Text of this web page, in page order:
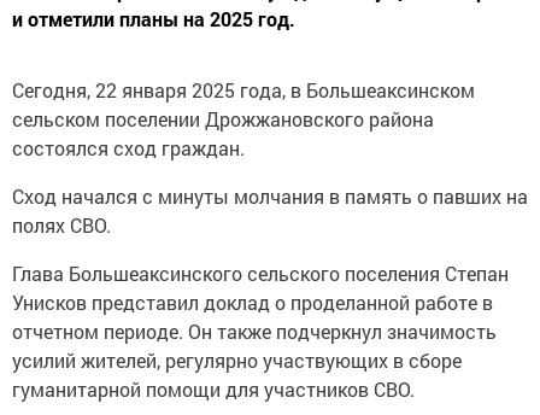
и отметили планы на 2025 год.
Сегодня, 22 января 2025 года, в Большеаксинском
сельском поселении Дрожжановского района
состоялся сход граждан.
Сход начался с минуты молчания в память о павших на
полях СВО.
Глава Большеаксинского сельского поселения Степан
Унисков представил доклад о проделанной работе в
отчетном периоде. Он также подчеркнул значимость
усилий жителей, регулярно участвующих в сборе
гуманитарной помощи для участников СВО.